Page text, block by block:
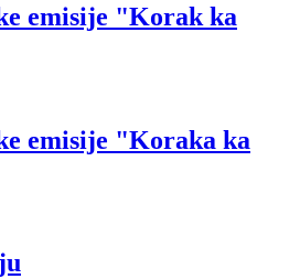
emisije "Korak ka
emisije "Koraka ka